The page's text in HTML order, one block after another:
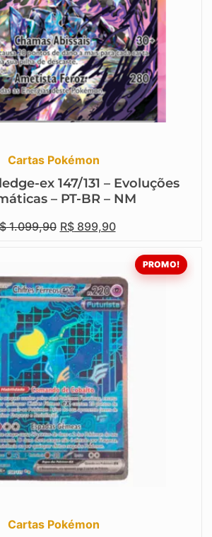
Cartas Pokémon
ex 147/131 – Evoluções
– PT-BR – NM
1.099,90 R$899,90
PROMO!
Cartas Pokémon